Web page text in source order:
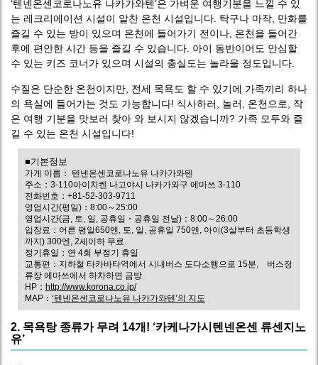
‘텐넨온센코로나노유 나카가와텐’은 가벼운 여행기분을 느낄 수 있
는 레크리에이션 시설이 알찬 온천 시설입니다. 탁구나 마작, 만화를
즐길 수 있는 방이 있으며 온천에 들어가기 전이나, 온천을 들어간
후에 편안한 시간 등을 즐길 수 있습니다. 아이 동반이어도 안심할
수 있는 키즈 코너가 있으며 시설의 충실도는 놀라울 정도입니다.
수질은 단순한 온천이지만, 전세 목욕도 할 수 있기에 가족끼리 하나
의 욕실에 들어가는 것도 가능합니다! 식사하러, 놀러, 온천으로, 작
은 여행 기분을 맛보러 찾아 와 보시지 않겠습니까? 가족 모두와 즐
길 수 있는 온천 시설입니다!
■기본정보
가게 이름： 텐넨온센코로나노유 나카가와텐
주소：3-110아이치켄 나고야시 나카가와구 에마쓰 3-110
전화번호：+81-52-303-9711
영업시간(평일)：8:00～25:00
영업시간(금, 토, 일, 공휴일・공휴일 전날)：8:00～26:00
입장료：어른 평일650엔, 토, 일, 공휴일 750엔, 아이(3살부터 초등학생
까지) 300엔, 2세이하 무료.
정기휴일：연 4회 부정기 휴일
교통편：지하철 타카바타역에서 시내버스 도다소행으로 15분, 버스정
류장 에마쓰에서 하차하면 금방.
HP： http://www.korona.co.jp/
MAP： ‘텐넨온센코로나노유 나카가와텐’의 지도
2. 목욕탕 종류가 무려 14개! ‘카케나가시텐넨온센 류센지노
유’